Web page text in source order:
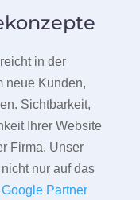
in der
neue Kunden,
Sichtbarkeit,
Ihrer Website
Firma. Unser
nur auf das
Google Partner